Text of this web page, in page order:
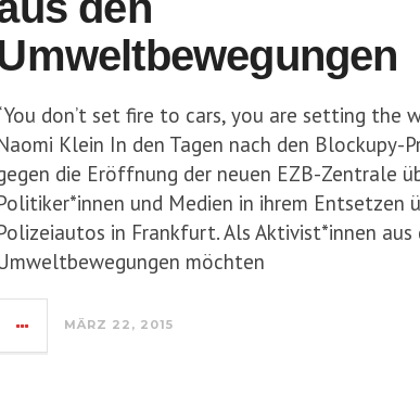
don’t set fire to cars, you are setting the
Klein In den Tagen nach den Blockupy-
die Eröffnung der neuen EZB-Zentrale
und Medien in ihrem Entsetzen
in Frankfurt. Als Aktivist*innen aus
möchten
MÄRZ 22, 2015